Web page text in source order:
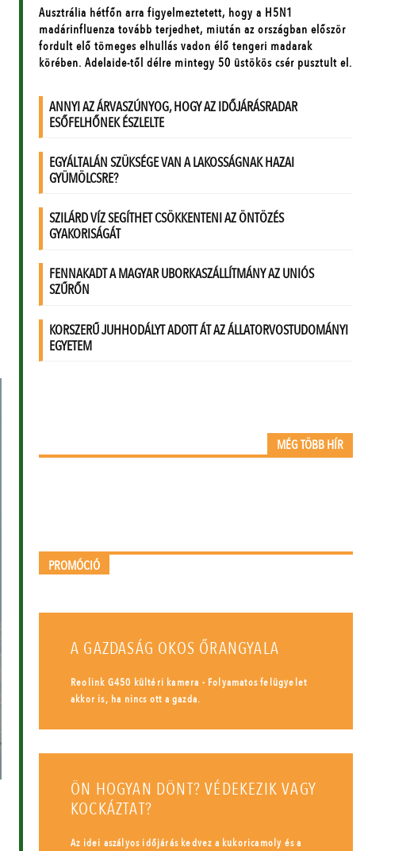
MÉG TÖBB HÍR
PROMÓCIÓ
A GAZDASÁG OKOS ŐRANGYALA
Reolink G450 kültéri kamera - Folyamatos felügyelet
akkor is, ha nincs ott a gazda.
ÖN HOGYAN DÖNT? VÉDEKEZIK VAGY
KOCKÁZTAT?
Az idei aszályos időjárás kedvez a kukoricamoly és a